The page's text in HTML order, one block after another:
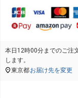
本日 12時00分までのご注
します。
東京都お届け先を変更